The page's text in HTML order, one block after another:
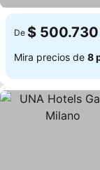
De $ 500.730
Mira precios de 8